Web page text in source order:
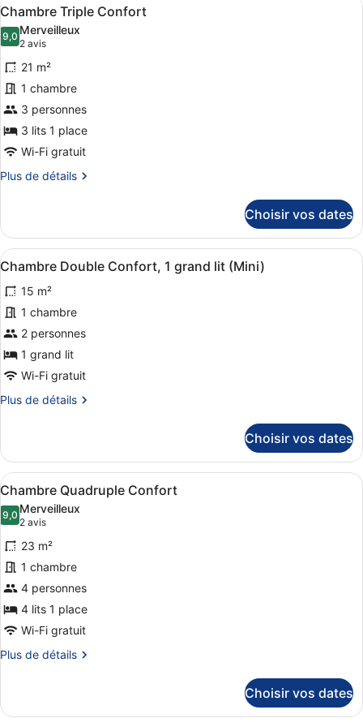
de
chambre
Comfort
Corner
Room
toutes
les
photos
pour
ce
type
de
chambre :
Chambre
3
Chambre Triple Confort
9,09,0 sur 10
Merveilleux
2 avis
(2 avis)
21 m²
1 chambre
3 personnes
3 lits 1 place
Wi-Fi gratuit
Plus de détails
Plus
le
type
de
Chambre
Triple
Confort
Choisir vos dates
Afficher
toutes
les
photos
pour
ce
type
chambre :
Confort,
1
grand
lit
(Mini)
Un lit bien fait, recouvert d’une
4
Chambre Double Confort, 1 grand lit (Mini)
15 m²
1 chambre
2 personnes
1 grand lit
Wi-Fi gratuit
Plus de détails
Plus
le
type
de
chambre
Chambre
Double
Confort,
grand
lit
(Mini)
Choisir vos dates
Afficher
toutes
les
photos
pour
ce
type
de
chambre :
Chambre
Une chambre avec un lit, une
4
Chambre Quadruple Confort
9,09,0 sur 10
Merveilleux
2 avis
(2 avis)
23 m²
1 chambre
4 personnes
4 lits 1 place
Wi-Fi gratuit
Plus de détails
Plus
le
Choisir vos dates